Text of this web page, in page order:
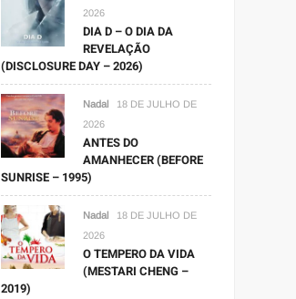
2026
DIA D – O DIA DA
REVELAÇÃO
(DISCLOSURE DAY – 2026)
Nadal
18 DE JULHO DE
2026
ANTES DO
AMANHECER (BEFORE
SUNRISE – 1995)
Nadal
18 DE JULHO DE
2026
O TEMPERO DA VIDA
(MESTARI CHENG –
2019)